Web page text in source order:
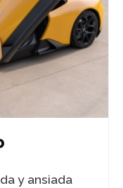
y ansiada